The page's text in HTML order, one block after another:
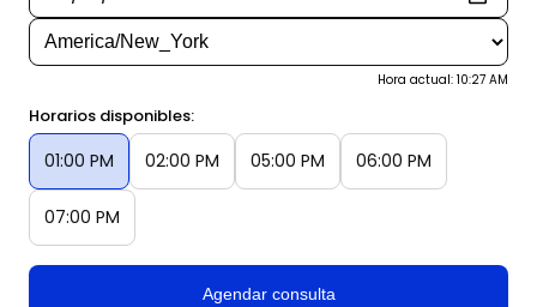
Hora actual: 10:27 AM
Horarios disponibles:
01:00 PM 02:00 PM 05:00 PM 06:00 PM
07:00 PM
Agendar consulta